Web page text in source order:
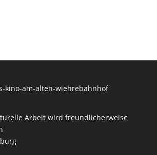
Arbeit wird freundlicherweise